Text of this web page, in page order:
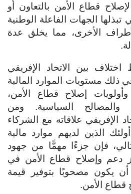
قطاع الأمن بالتعاون أو
تبذلها الجهات الفاعلة الوطنية
الأخرى، مما يخلق عدة
بين الاتحاد الإفريقي
ذلك مستويات الموارد المالية
إصلاح قطاع الأمن،
والمصالح السياسية. ومن
الإفريقي علاقاته مع الشركاء
الذين لديهم موارد مالية
فإن جزءًا مهمًّا من جهود
دعم وإصلاح قطاع الأمن في
يكون مصحوبًا بتوفير قيمة
قطاع الأمن.